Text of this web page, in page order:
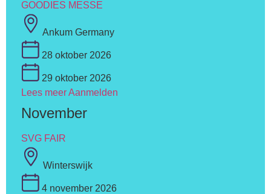
GOODIES MESSE
Ankum Germany
28 oktober 2026
29 oktober 2026
Lees meerAanmelden
November
SVG FAIR
Winterswijk
4 november 2026